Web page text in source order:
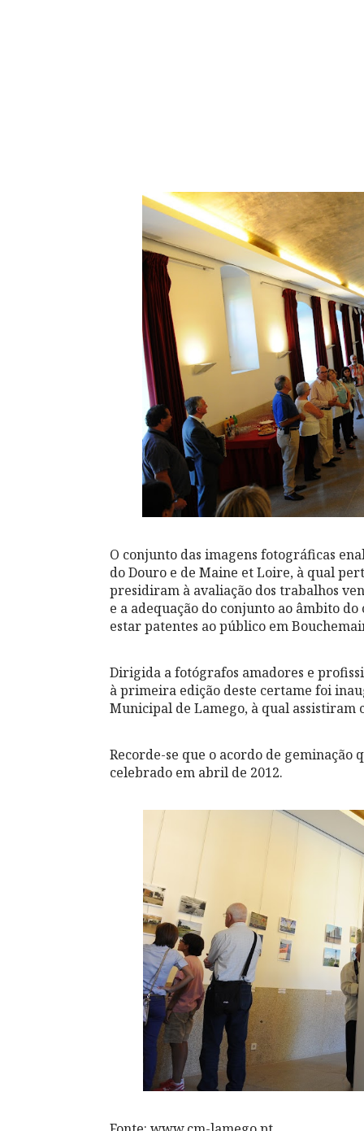
O conjunto das imagens fotográficas
do Douro e de Maine et Loire, à qual
presidiram à avaliação dos trabalhos
e a adequação do conjunto ao âmbito
estar patentes ao público em
Dirigida a fotógrafos amadores e
à primeira edição deste certame foi
Municipal de Lamego, à qual assistiram
Recorde-se que o acordo de geminação
celebrado em abril de 2012.